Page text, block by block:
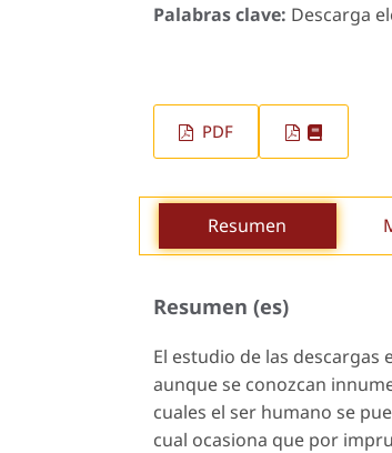
Palabras clave: Descarga
PDF
Resumen
Resumen (es)
El estudio de las
aunque se conozcan
cuales el ser humano se
cual ocasiona que por